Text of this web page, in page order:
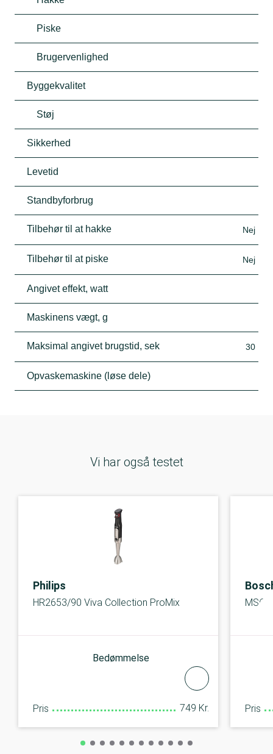
Piske
Brugervenlighed
Byggekvalitet
Støj
Sikkerhed
Levetid
Standbyforbrug
Tilbehør til at hakke Nej
Tilbehør til at piske Nej
Angivet effekt, watt
Maskinens vægt, g
Maksimal angivet brugstid, sek 30
Opvaskemaskine (løse dele)
Vi har også testet
Philips
HR2653/90 Viva Collection ProMix
Bedømmelse
Pris 749 Kr. Pris